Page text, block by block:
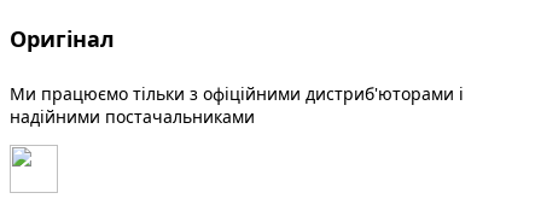
Оригінал
Ми працюємо тільки з офіційними дистриб'юторами і
надійними постачальниками